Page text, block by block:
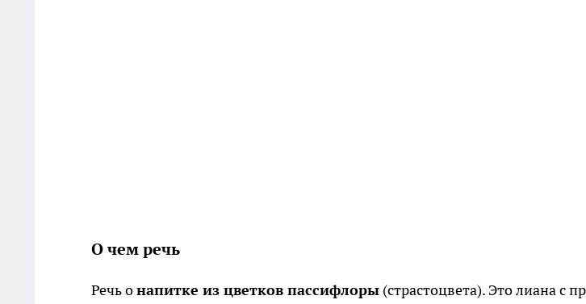
О чем речь
Речь онапитке из цветков пассифлоры (страстоцвета). Это лиана с